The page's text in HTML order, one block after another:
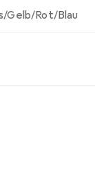
Gelb/Rot/Blau